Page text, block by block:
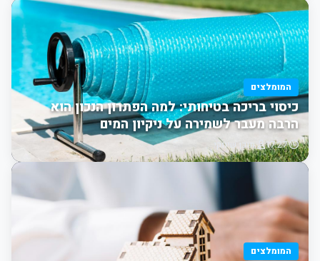
המומלצים
כיסוי בריכה בטיחותי: למה הפתרון הנכון הוא
הרבה מעבר לשמירה על ניקיון המים
17:27 תוכן שיווקי
המומלצים